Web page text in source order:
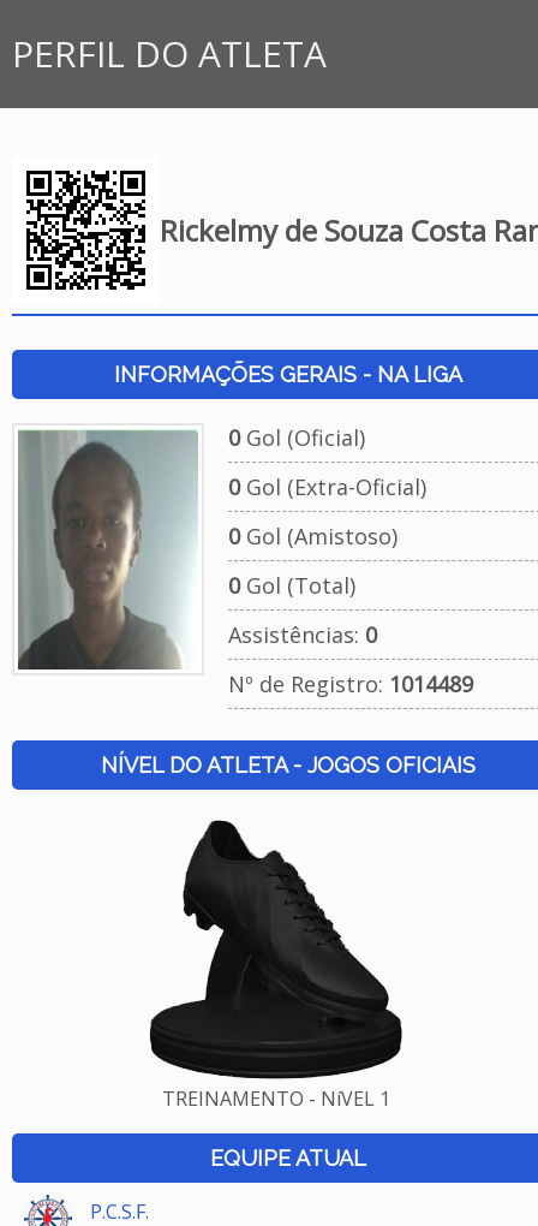
PERFIL DO ATLETA
Rickelmy de Souza Costa
INFORMAÇÕES GERAIS - NA LIGA
0Gol (Oficial)
0Gol (Extra-Oficial)
0Gol (Amistoso)
0Gol (Total)
Assistências: 0
Nº de Registro: 1014489
NÍVEL DO ATLETA - JOGOS OFICIAIS
TREINAMENTO - NíVEL 1
EQUIPE ATUAL
P.C.S.F.